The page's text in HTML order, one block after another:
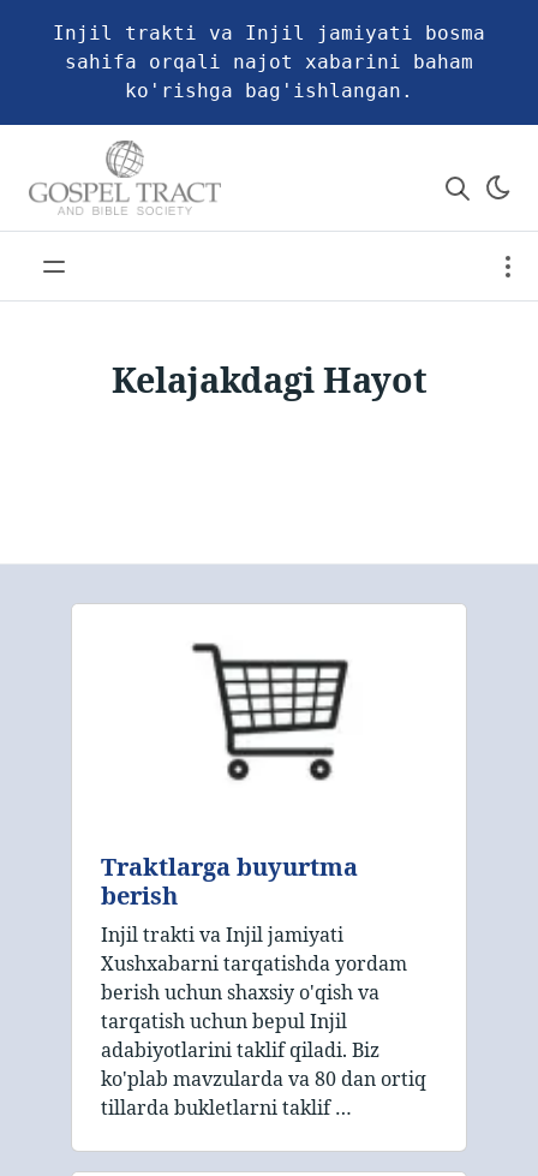
Injil trakti va Injil jamiyati bosma
sahifa orqali najot xabarini baham
ko'rishga bag'ishlangan.
Kelajakdagi Hayot
Traktlarga buyurtma
berish
Injil trakti va Injil jamiyati
Xushxabarni tarqatishda yordam
berish uchun shaxsiy o'qish va
tarqatish uchun bepul Injil
adabiyotlarini taklif qiladi. Biz
ko'plab mavzularda va 80 dan ortiq
tillarda bukletlarni taklif …